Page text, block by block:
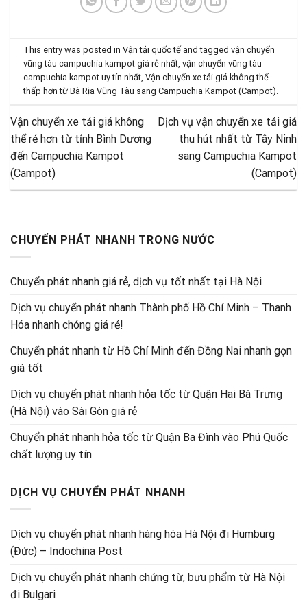
This entry was posted inVận tải quốc tế and taggedvận chuyển
vũng tàu campuchia kampot giá rẻ nhất,vận chuyển vũng tàu
campuchia kampot uy tín nhất,Vận chuyển xe tải giá không thể
thấp hơn từ Bà Rịa Vũng Tàu sang Campuchia Kampot (Campot).
Vận chuyển xe tải giá không
thể rẻ hơn từ tỉnh Bình Dương
đến Campuchia Kampot
(Campot)
Dịch vụ vận chuyển xe tải giá
thu hút nhất từ Tây Ninh
sang Campuchia Kampot
(Campot)
CHUYỂN PHÁT NHANH TRONG NƯỚC
Chuyển phát nhanh giá rẻ, dịch vụ tốt nhất tại Hà Nội
Dịch vụ chuyển phát nhanh Thành phố Hồ Chí Minh – Thanh
Hóa nhanh chóng giá rẻ!
Chuyển phát nhanh từ Hồ Chí Minh đến Đồng Nai nhanh gọn
giá tốt
Dịch vụ chuyển phát nhanh hỏa tốc từ Quận Hai Bà Trưng
(Hà Nội) vào Sài Gòn giá rẻ
Chuyển phát nhanh hỏa tốc từ Quận Ba Đình vào Phú Quốc
chất lượng uy tín
DỊCH VỤ CHUYỂN PHÁT NHANH
Dịch vụ chuyển phát nhanh hàng hóa Hà Nội đi Humburg
(Đức) – Indochina Post
Dịch vụ chuyển phát nhanh chứng từ, bưu phẩm từ Hà Nội
đi Bulgari